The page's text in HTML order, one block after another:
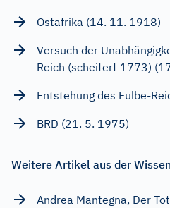
Ostafrika (14. 11. 1918)
Versuch der
Reich (scheitert 1773)
Entstehung des Fulbe-
BRD (21. 5. 1975)
Weitere Artikel aus der
Andrea Mantegna, Der